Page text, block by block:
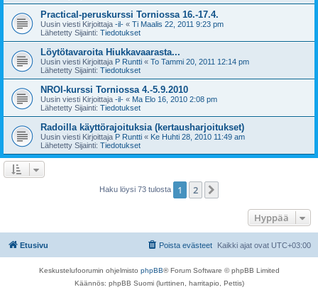
Practical-peruskurssi Torniossa 16.-17.4.
Uusin viesti Kirjoittaja -il- « Ti Maalis 22, 2011 9:23 pm
Lähetetty Sijainti: Tiedotukset
Löytötavaroita Hiukkavaarasta...
Uusin viesti Kirjoittaja P Runtti « To Tammi 20, 2011 12:14 pm
Lähetetty Sijainti: Tiedotukset
NROI-kurssi Torniossa 4.-5.9.2010
Uusin viesti Kirjoittaja -il- « Ma Elo 16, 2010 2:08 pm
Lähetetty Sijainti: Tiedotukset
Radoilla käyttörajoituksia (kertausharjoitukset)
Uusin viesti Kirjoittaja P Runtti « Ke Huhti 28, 2010 11:49 am
Lähetetty Sijainti: Tiedotukset
Haku löysi 73 tulosta 1 2
Hyppää
Etusivu Kaikki ajat ovat UTC+03:00
Poista evästeet
Keskustelufoorumin ohjelmisto phpBB® Forum Software © phpBB Limited
Käännös: phpBB Suomi (lurttinen, harritapio, Pettis)